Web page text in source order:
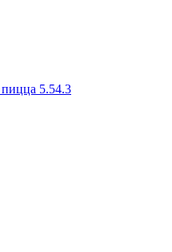
5.54.3